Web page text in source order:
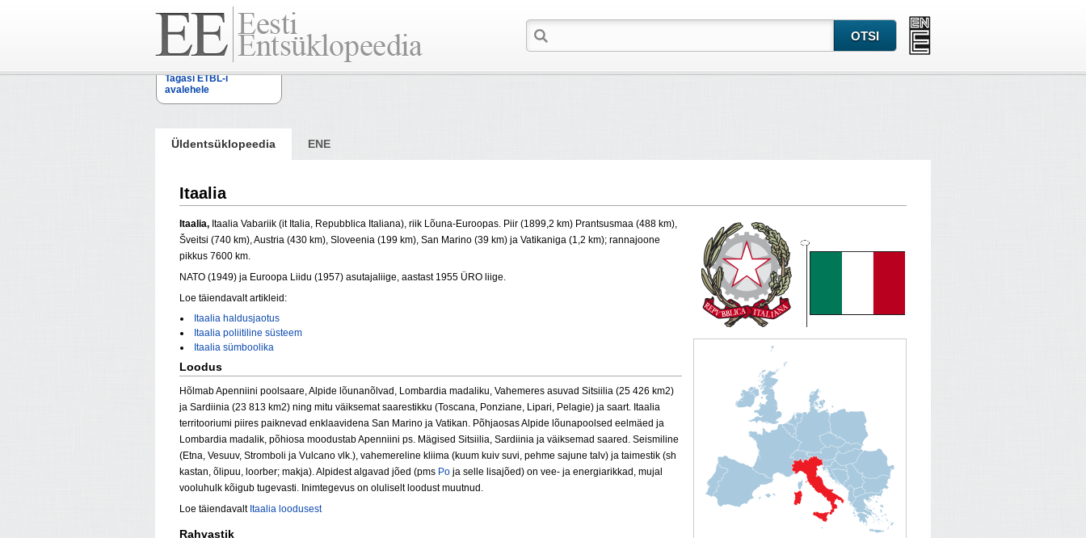
Tagasi ETBL-i
avalehele
Üldentsüklopeedia ENE
Itaalia
Itaalia, Itaalia Vabariik (it Italia, Repubblica Italiana), riik Lõuna-Euroopas. Piir (1899,2 km) Prantsusmaa (488 km),
Šveitsi (740 km), Austria (430 km), Sloveenia (199 km), San Marino (39 km) ja Vatikaniga (1,2 km); rannajoone
pikkus 7600 km.
NATO (1949) ja Euroopa Liidu (1957) asutajaliige, aastast 1955 ÜRO liige.
Loe täiendavalt artikleid:
Itaalia haldusjaotus
Itaalia poliitiline süsteem
Itaalia sümboolika
Loodus
Hõlmab Apenniini poolsaare, Alpide lõunanõlvad, Lombardia madaliku, Vahemeres asuvad Sitsiilia (25 426 km2)
ja Sardiinia (23 813 km2) ning mitu väiksemat saarestikku (Toscana, Ponziane, Lipari, Pelagie) ja saart. Itaalia
territooriumi piires paiknevad enklaavidena San Marino ja Vatikan. Põhjaosas Alpide lõunapoolsed eelmäed ja
Lombardia madalik, põhiosa moodustab Apenniini ps. Mägised Sitsiilia, Sardiinia ja väiksemad saared. Seismiline
(Etna, Vesuuv, Stromboli ja Vulcano vlk.), vahemereline kliima (kuum kuiv suvi, pehme sajune talv) ja taimestik (sh
kastan, õlipuu, loorber; makja). Alpidest algavad jõed (pms Po ja selle lisajõed) on vee- ja energiarikkad, mujal
vooluhulk kõigub tugevasti. Inimtegevus on oluliselt loodust muutnud.
Loe täiendavalt Itaalia loodusest
Rahvastik